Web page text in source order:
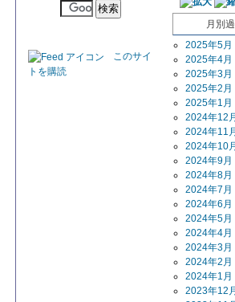
このサイ
トを購読
月別
2025年5月
2025年4月
2025年3月
2025年2月
2025年1月
2024年12月
2024年11月
2024年10月
2024年9月
2024年8月
2024年7月
2024年6月
2024年5月
2024年4月
2024年3月
2024年2月
2024年1月
2023年12月